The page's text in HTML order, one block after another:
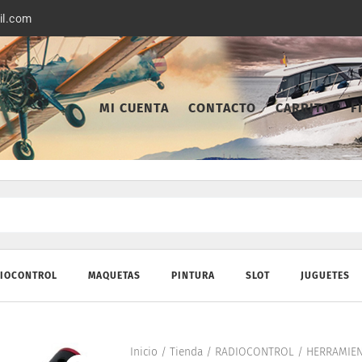
MI CUENTA CONTACTO CARRITO
MAQUETAS PINTURA SLOT JUGUETES
Inicio / Tienda/ RADIOCONTROL/